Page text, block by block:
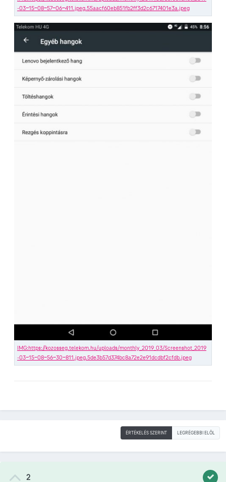
ÉRTÉKELÉS SZERINT LEGRÉGEBBI ELÖL
2